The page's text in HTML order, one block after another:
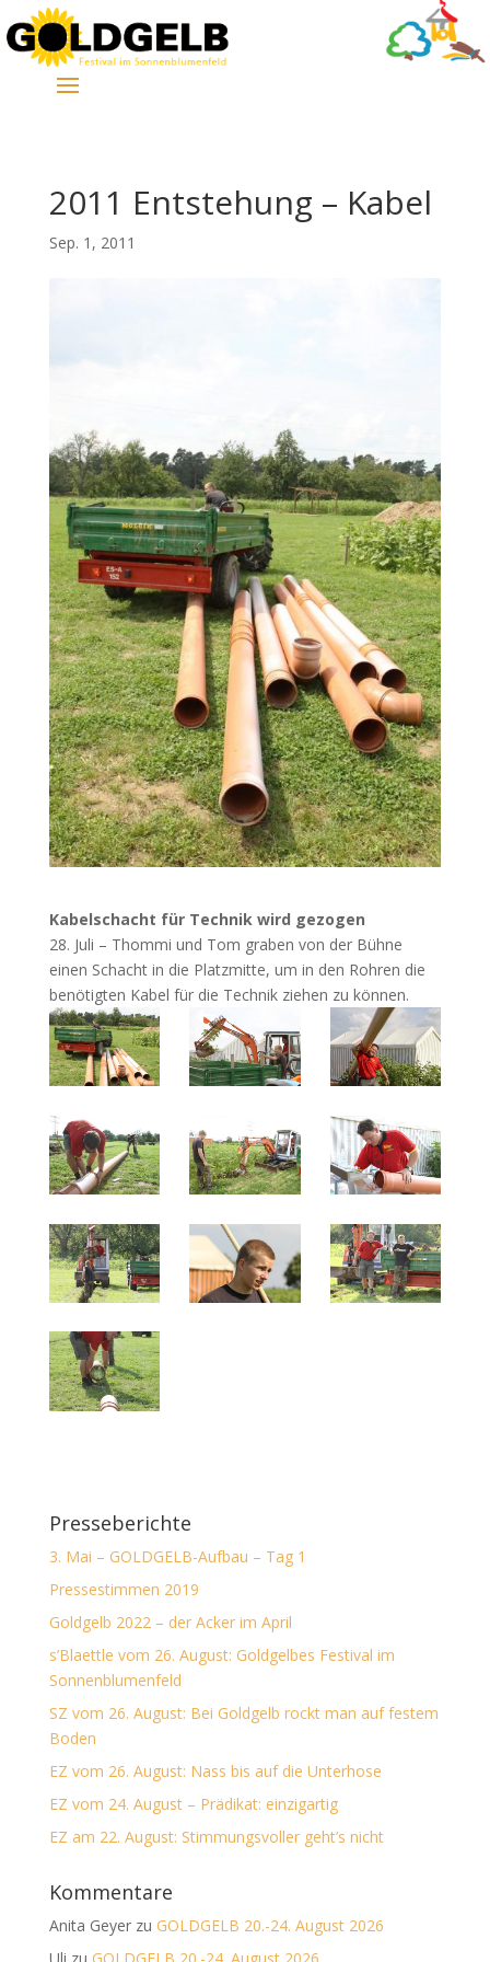
2011 Entstehung – Kabel
Sep. 1, 2011
Kabelschacht für Technik wird gezogen
28. Juli – Thommi und Tom graben von der Bühne
einen Schacht in die Platzmitte, um in den Rohren die
benötigten Kabel für die Technik ziehen zu können.
Presseberichte
3. Mai – GOLDGELB-Aufbau – Tag 1
Pressestimmen 2019
Goldgelb 2022 – der Acker im April
s’Blaettle vom 26. August: Goldgelbes Festival im
Sonnenblumenfeld
SZ vom 26. August: Bei Goldgelb rockt man auf festem
Boden
EZ vom 26. August: Nass bis auf die Unterhose
EZ vom 24. August – Prädikat: einzigartig
EZ am 22. August: Stimmungsvoller geht’s nicht
Kommentare
Anita Geyerzu GOLDGELB 20.-24. August 2026